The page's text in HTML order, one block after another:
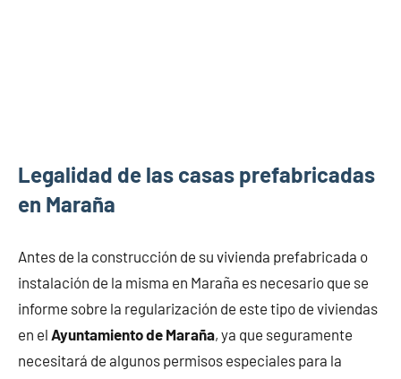
Legalidad de las casas prefabricadas
en Maraña
Antes de la construcción de su vivienda prefabricada o
instalación de la misma en Maraña es necesario que se
informe sobre la regularización de este tipo de viviendas
en el Ayuntamiento de Maraña, ya que seguramente
necesitará de algunos permisos especiales para la